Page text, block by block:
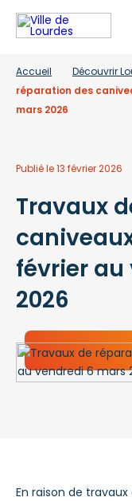
Accueil Découvrir
réparation des
mars 2026
Publié le 13 février 2026
Travaux
février
2026
En raison de